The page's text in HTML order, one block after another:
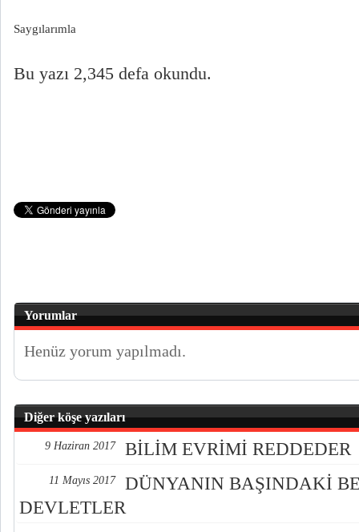
Saygılarımla
Bu yazı 2,345 defa okundu.
Yorumlar
Henüz yorum yapılmadı.
Diğer köşe yazıları
9 Haziran 2017 BİLİM EVRİMİ REDDEDER
11 Mayıs 2017
DÜNYANIN BAŞINDAKİ
DEVLETLER